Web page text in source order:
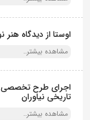
اوستا از دیدگاه
مشاهده بیشتر..
اجرای طرح تخصصی
تاریخی نیاوران
مشاهده بیشتر..